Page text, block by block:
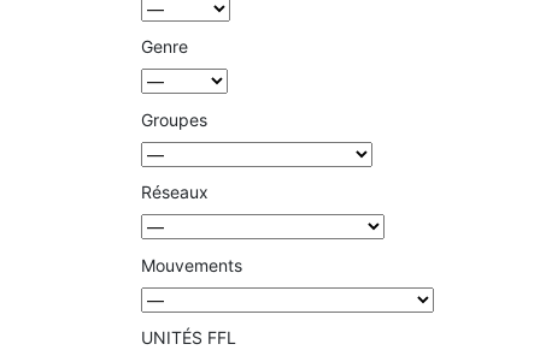
Genre
Groupes
Réseaux
Mouvements
UNITÉS FFL